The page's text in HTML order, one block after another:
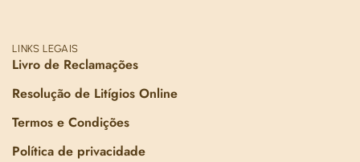
LINKS LEGAIS
Livro de Reclamações
Resolução de Litígios Online
Termos e Condições
Política de privacidade